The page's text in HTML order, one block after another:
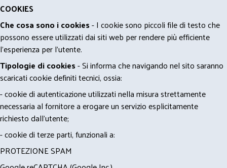
COOKIES
Che cosa sono i cookies- I cookie sono piccoli file di testo che
possono essere utilizzati dai siti web per rendere più efficiente
l'esperienza per l'utente.
Tipologie di cookies- Si informa che navigando nel sito saranno
scaricati cookie definiti tecnici, ossia:
- cookie di autenticazione utilizzati nella misura strettamente
necessaria al fornitore a erogare un servizio esplicitamente
richiesto dall'utente;
- cookie di terze parti, funzionali a:
PROTEZIONE SPAM